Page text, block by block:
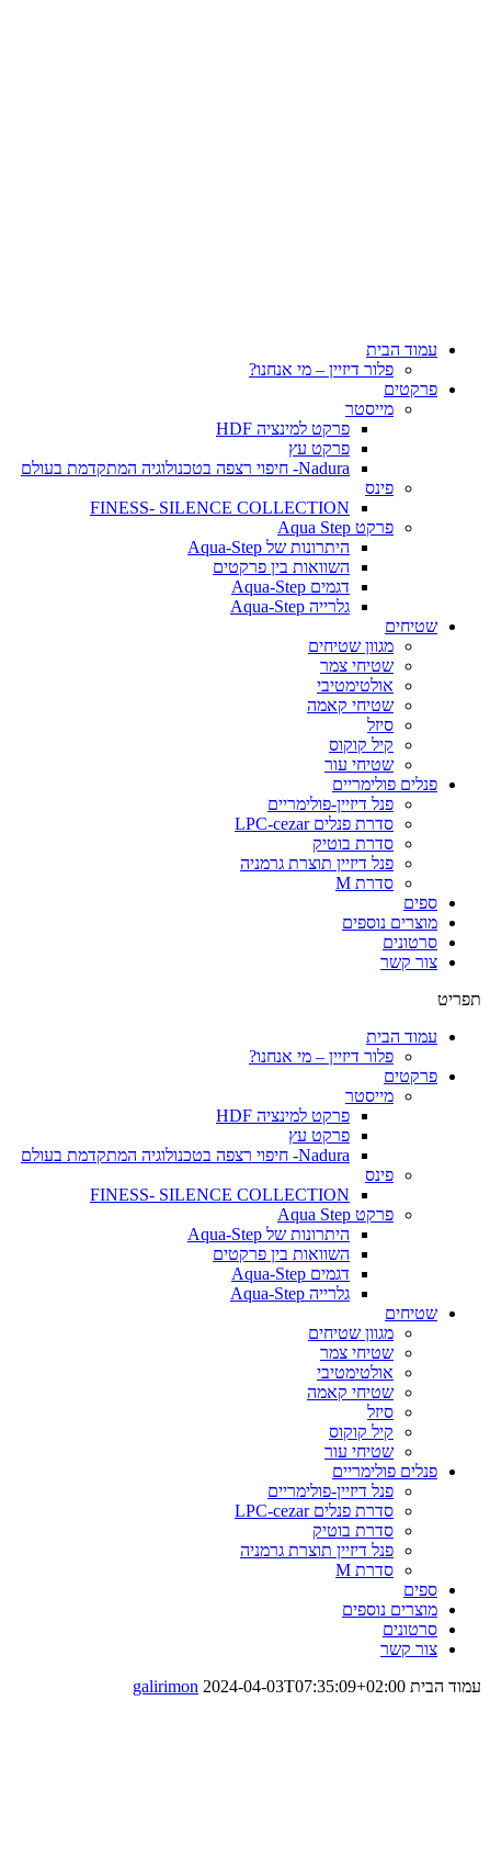
עמוד הבית
פלור דיזיין – מי אנחנו?
פרקטים
מייסטר
פרקט למינציה HDF
פרקט עץ
Nadura- חיפוי רצפה בטכנולוגיה המתקדמת בעולם
פינס
FINESS- SILENCE COLLECTION
פרקט Aqua Step
היתרונות של Aqua-Step
השוואות בין פרקטים
דגמים Aqua-Step
גלרייה Aqua-Step
שטיחים
מגוון שטיחים
שטיחי צמר
אולטימטיבי
שטיחי קאמה
סיזל
קיל קוקוס
שטיחי עור
פנלים פולימריים
פנל דיזיין-פולימריים
סדרת פנלים LPC-cezar
סדרת בוטיק
פנל דיזיין תוצרת גרמניה
סדרת M
ספים
מוצרים נוספים
סרטונים
צור קשר
תפריט
עמוד הבית
פלור דיזיין – מי אנחנו?
פרקטים
מייסטר
פרקט למינציה HDF
פרקט עץ
Nadura- חיפוי רצפה בטכנולוגיה המתקדמת בעולם
פינס
FINESS- SILENCE COLLECTION
פרקט Aqua Step
היתרונות של Aqua-Step
השוואות בין פרקטים
דגמים Aqua-Step
גלרייה Aqua-Step
שטיחים
מגוון שטיחים
שטיחי צמר
אולטימטיבי
שטיחי קאמה
סיזל
קיל קוקוס
שטיחי עור
פנלים פולימריים
פנל דיזיין-פולימריים
סדרת פנלים LPC-cezar
סדרת בוטיק
פנל דיזיין תוצרת גרמניה
סדרת M
ספים
מוצרים נוספים
סרטונים
צור קשר
עמוד הבית
galirimon 2024-04-03T07:35:09+02:00